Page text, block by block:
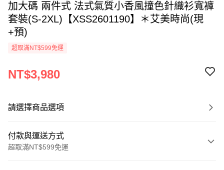
加大碼 兩件式 法式氣質小香風撞色針織衫寬褲
套裝(S-2XL)【XSS2601190】＊艾美時尚(現
+預)
超取滿NT$599免運
NT$3,980
請選擇商品選項
付款與運送方式
超取滿NT$599免運